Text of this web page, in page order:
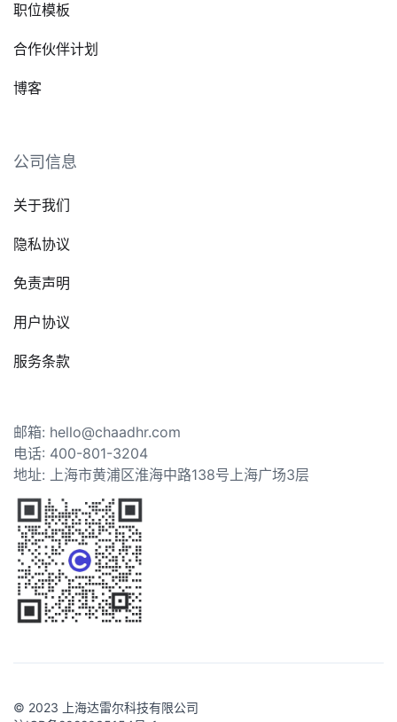
职位模板
合作伙伴计划
博客
公司信息
关于我们
隐私协议
免责声明
用户协议
服务条款
邮箱: hello@chaadhr.com
电话: 400-801-3204
地址: 上海市黄浦区淮海中路138号上海广场3层
© 2023 上海达雷尔科技有限公司